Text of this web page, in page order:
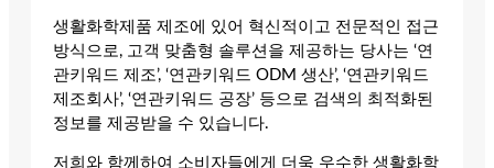
생활화학제품 제조에 있어 혁신적이고 전문적인 접근
방식으로, 고객 맞춤형 솔루션을 제공하는 당사는 ‘연
관키워드 제조’, ‘연관키워드 ODM 생산’, ‘연관키워드
제조회사’, ‘연관키워드 공장’ 등으로 검색의 최적화된
정보를 제공받을 수 있습니다.
저희와 함께하여 소비자들에게 더욱 우수한 생활화학